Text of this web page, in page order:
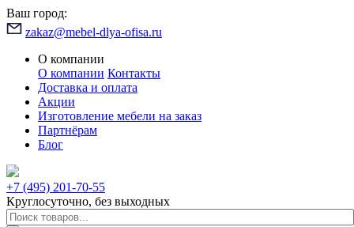
Ваш город:
zakaz@mebel-dlya-ofisa.ru
О компании
О компании Контакты
Доставка и оплата
Акции
Изготовление мебели на заказ
Партнёрам
Блог
+7 (495) 201-70-55
Круглосуточно, без выходных